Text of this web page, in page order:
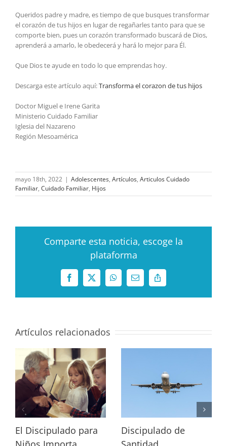
Queridos padre y madre, es tiempo de que busques transformar
el corazón de tus hijos en lugar de regañarles tanto para que se
comporte bien, pues un corazón transformado buscará de Dios,
aprenderá a amarlo, le obedecerá y hará lo mejor para Él.
Que Dios te ayude en todo lo que emprendas hoy.
Descarga este artículo aquí:Transforma el corazon de tus hijos
Doctor Miguel e Irene Garita
Ministerio Cuidado Familiar
Iglesia del Nazareno
Región Mesoamérica
mayo 18th, 2022 | Adolescentes, Artículos, Articulos Cuidado
Familiar, Cuidado Familiar, Hijos
Comparte esta noticia, escoge la
plataforma
Facebook
X WhatsAppCorreoCopy
Artículos relacionados
El Discipulado para
Discipulado de